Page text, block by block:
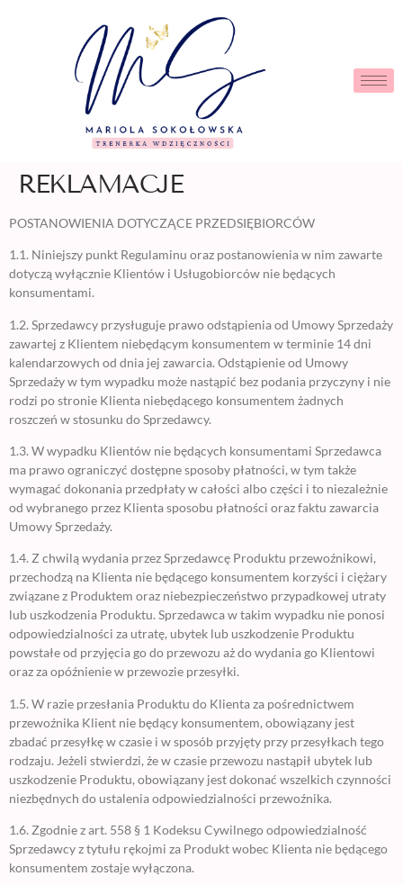
REKLAMACJE
POSTANOWIENIA DOTYCZĄCE PRZEDSIĘBIORCÓW
1.1. Niniejszy punkt Regulaminu oraz postanowienia w nim zawarte
dotyczą wyłącznie Klientów i Usługobiorców nie będących
konsumentami.
1.2. Sprzedawcy przysługuje prawo odstąpienia od Umowy Sprzedaży
zawartej z Klientem niebędącym konsumentem w terminie 14 dni
kalendarzowych od dnia jej zawarcia. Odstąpienie od Umowy
Sprzedaży w tym wypadku może nastąpić bez podania przyczyny i nie
rodzi po stronie Klienta niebędącego konsumentem żadnych
roszczeń w stosunku do Sprzedawcy.
1.3. W wypadku Klientów nie będących konsumentami Sprzedawca
ma prawo ograniczyć dostępne sposoby płatności, w tym także
wymagać dokonania przedpłaty w całości albo części i to niezależnie
od wybranego przez Klienta sposobu płatności oraz faktu zawarcia
Umowy Sprzedaży.
1.4. Z chwilą wydania przez Sprzedawcę Produktu przewoźnikowi,
przechodzą na Klienta nie będącego konsumentem korzyści i ciężary
związane z Produktem oraz niebezpieczeństwo przypadkowej utraty
lub uszkodzenia Produktu. Sprzedawca w takim wypadku nie ponosi
odpowiedzialności za utratę, ubytek lub uszkodzenie Produktu
powstałe od przyjęcia go do przewozu aż do wydania go Klientowi
oraz za opóźnienie w przewozie przesyłki.
1.5. W razie przesłania Produktu do Klienta za pośrednictwem
przewoźnika Klient nie będący konsumentem, obowiązany jest
zbadać przesyłkę w czasie i w sposób przyjęty przy przesyłkach tego
rodzaju. Jeżeli stwierdzi, że w czasie przewozu nastąpił ubytek lub
uszkodzenie Produktu, obowiązany jest dokonać wszelkich czynności
niezbędnych do ustalenia odpowiedzialności przewoźnika.
1.6. Zgodnie z art. 558 § 1 Kodeksu Cywilnego odpowiedzialność
Sprzedawcy z tytułu rękojmi za Produkt wobec Klienta nie będącego
konsumentem zostaje wyłączona.